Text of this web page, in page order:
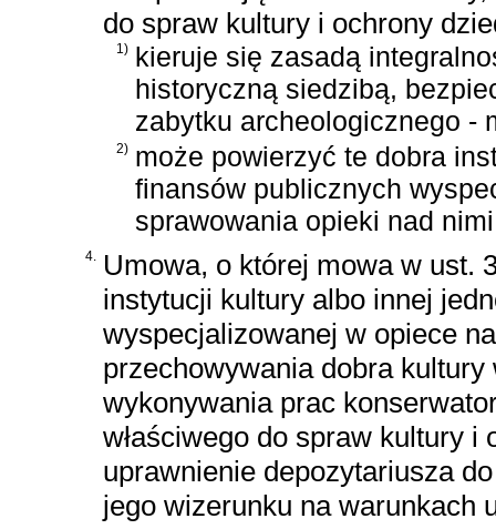
do spraw kultury i ochrony
1) kieruje się zasadą
historyczną siedzibą,
zabytku archeologicznego -
2) może powierzyć te dobra
finansów publicznych
sprawowania opieki nad
4. Umowa, o której mowa w ust.
instytucji kultury albo innej
wyspecjalizowanej w opiece
przechowywania dobra
wykonywania prac
właściwego do spraw kultury
uprawnienie depozytariusza
jego wizerunku na warunkach